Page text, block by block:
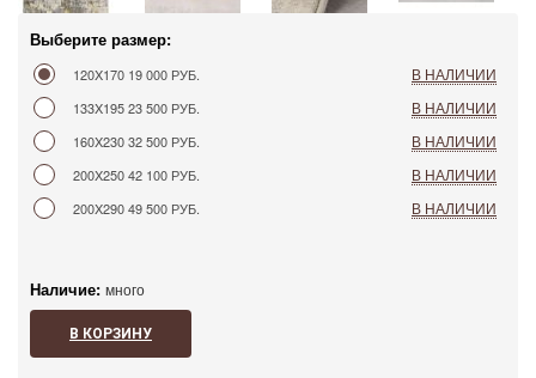
Выберите размер:
120X170 В НАЛИЧИИ
19 000 РУБ.
133X195
В НАЛИЧИИ
23 500 РУБ.
160X230
В НАЛИЧИИ
32 500 РУБ.
200X250
В НАЛИЧИИ
42 100 РУБ.
200X290
В НАЛИЧИИ
49 500 РУБ.
Наличие: много
В КОРЗИНУ